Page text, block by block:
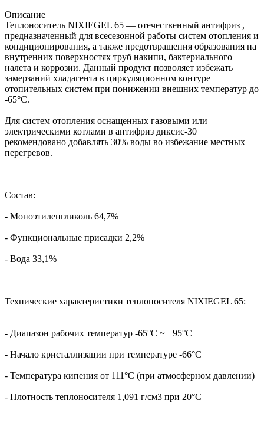
Описание
Теплоноситель NIXIEGEL 65 — отечественный антифриз ,
предназначенный для всесезонной работы систем отопления и
кондиционирования, а также предотвращения образования на
внутренних поверхностях труб накипи, бактериального
налета и коррозии. Данный продукт позволяет избежать
замерзаний хладагента в циркуляционном контуре
отопительных систем при понижении внешних температур до
-65°С.
Для систем отопления оснащенных газовыми или
электрическими котлами в антифриз диксис-30
рекомендовано добавлять 30% воды во избежание местных
перегревов.
Состав:
- Моноэтиленгликоль 64,7%
- Функциональные присадки 2,2%
- Вода 33,1%
Технические характеристики теплоносителя NIXIEGEL 65:
- Диапазон рабочих температур -65°С ~ +95°С
- Начало кристаллизации при температуре -66°С
- Температура кипения от 111°C (при атмосферном давлении)
- Плотность теплоносителя 1,091 г/см3 при 20°C